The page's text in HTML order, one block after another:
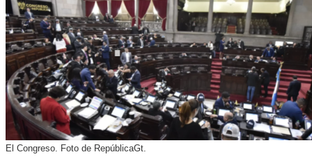
El Congreso. Foto de RepúblicaGt.